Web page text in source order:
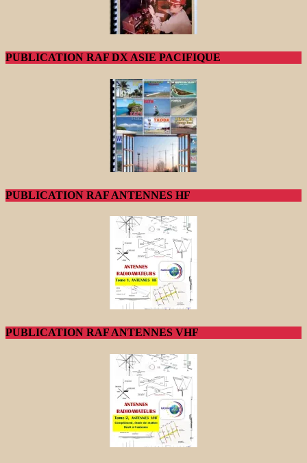
PUBLICATION RAF DX ASIE PACIFIQUE
PUBLICATION RAF ANTENNES HF
PUBLICATION RAF ANTENNES VHF